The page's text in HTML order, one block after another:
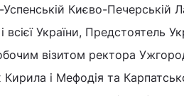
Києво-Печерській
України, Предстоятель
візитом ректора
Кирила і Мефодія та